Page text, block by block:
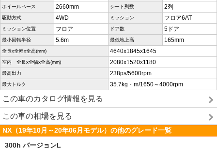
ホイールベース 2660mm シート列数 2列
駆動方式 4WD ミッション フロア6AT
ミッション位置 フロア ドア数 5ドア
最小回転半径 5.6m 最低地上高 165mm
全長x全幅x全高(mm) 4640x1845x1645
室内 全長x全幅x全高(mm) 2080x1520x1180
最高出力 238ps/5600rpm
最大トルク 35.7kg・m/1650～4000rpm
この車のカタログ情報を見る
この車の相場を見る
NX（19年10月～20年06月モデル）の他のグレード一覧
300h バージョンL